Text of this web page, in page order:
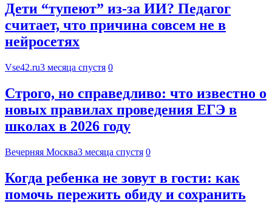
Дети “тупеют” из-за ИИ? Педагог
считает, что причина совсем не в
нейросетях
Vse42.ru3 месяца спустя 0
Строго, но справедливо: что известно о
новых правилах проведения ЕГЭ в
школах в 2026 году
Вечерняя Москва3 месяца спустя 0
Когда ребенка не зовут в гости: как
помочь пережить обиду и сохранить